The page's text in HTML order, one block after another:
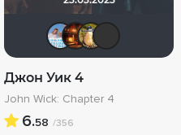
Джон Уик 4
John Wick: Chapter 4
6.58 /356